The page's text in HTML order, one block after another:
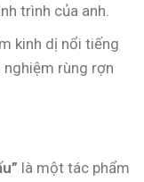
trình của anh.
kinh dị nổi tiếng
rùng rợn
là một tác phẩm